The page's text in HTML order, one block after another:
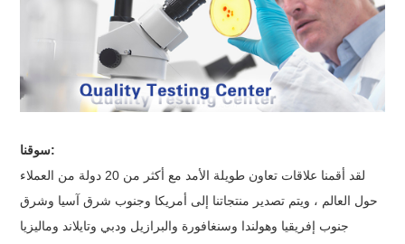
سوقنا:
لقد أقمنا علاقات تعاون طويلة الأمد مع أكثر من 20 دولة من العملاء
حول العالم ، ويتم تصدير منتجاتنا إلى أمريكا وجنوب شرق آسيا وشرق
جنوب إفريقيا وهولندا وسنغافورة والبرازيل ودبي وتايلاند وماليزيا